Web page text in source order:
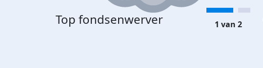
Top fondsenwerver 1 van 2